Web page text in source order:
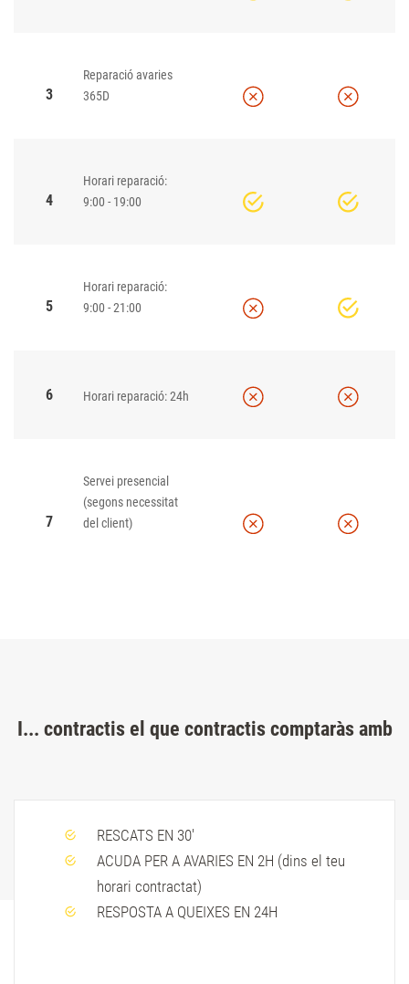
3
Reparació avaries
365D
4
Horari reparació:
9:00 - 19:00
5
Horari reparació:
9:00 - 21:00
6 Horari reparació: 24h
7
Servei presencial
(segons necessitat
del client)
I... contractis el que contractis comptaràs amb
RESCATS EN 30'
ACUDA PER A AVARIES EN 2H (dins el teu
horari contractat)
RESPOSTA A QUEIXES EN 24H